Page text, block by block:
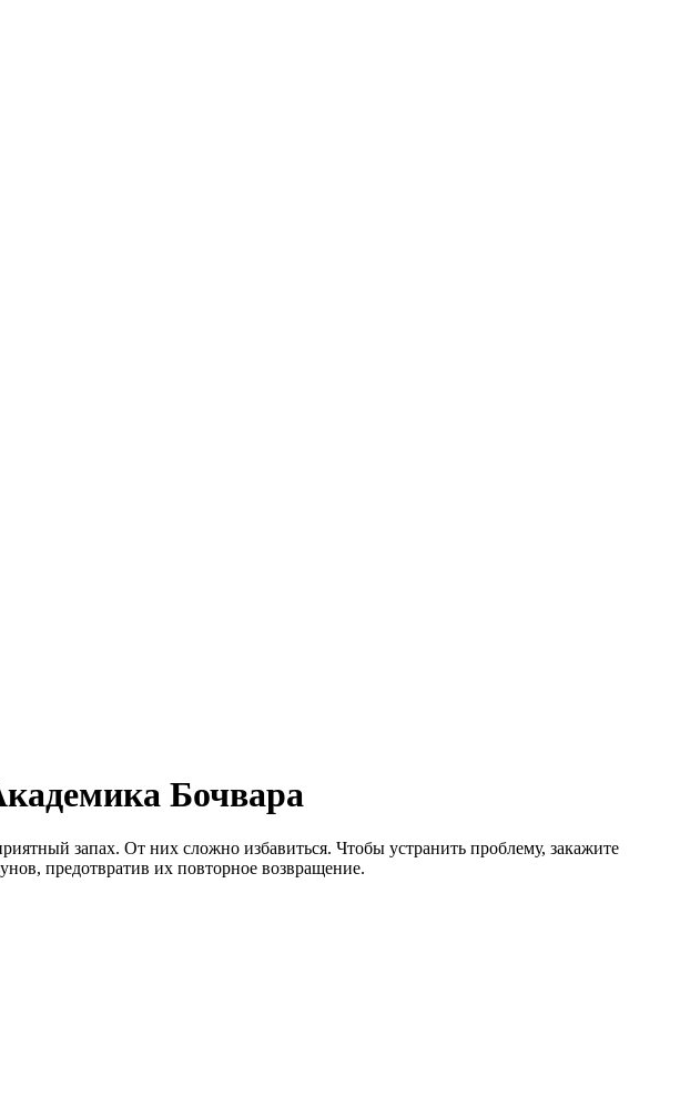
Бочвара
запах. От них сложно избавиться. Чтобы устранить проблему, закажите
предотвратив их повторное возвращение.